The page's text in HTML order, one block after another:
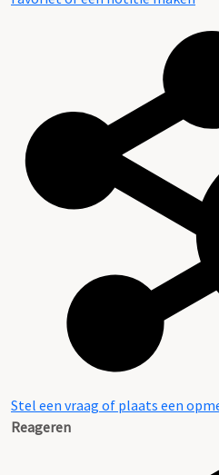
Stel een vraag of plaats een
Reageren